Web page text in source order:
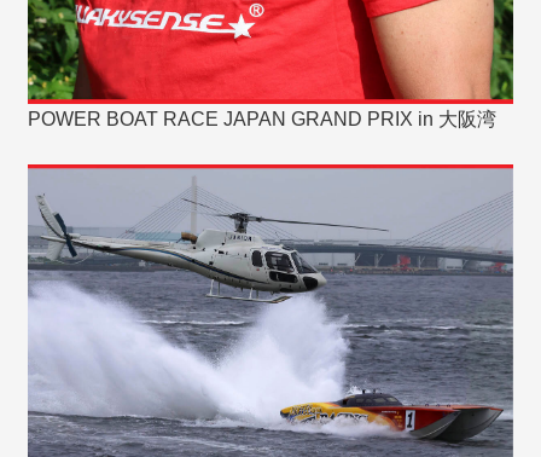
POWER BOAT RACE JAPAN GRAND PRIX in 大阪湾